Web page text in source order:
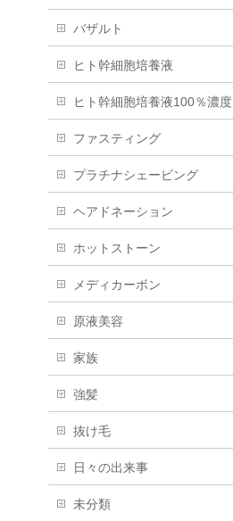
バザルト
ヒト幹細胞培養液
ヒト幹細胞培養液100％濃度
ファスティング
プラチナシェービング
ヘアドネーション
ホットストーン
メディカーボン
原液美容
家族
強髪
抜け毛
日々の出来事
未分類